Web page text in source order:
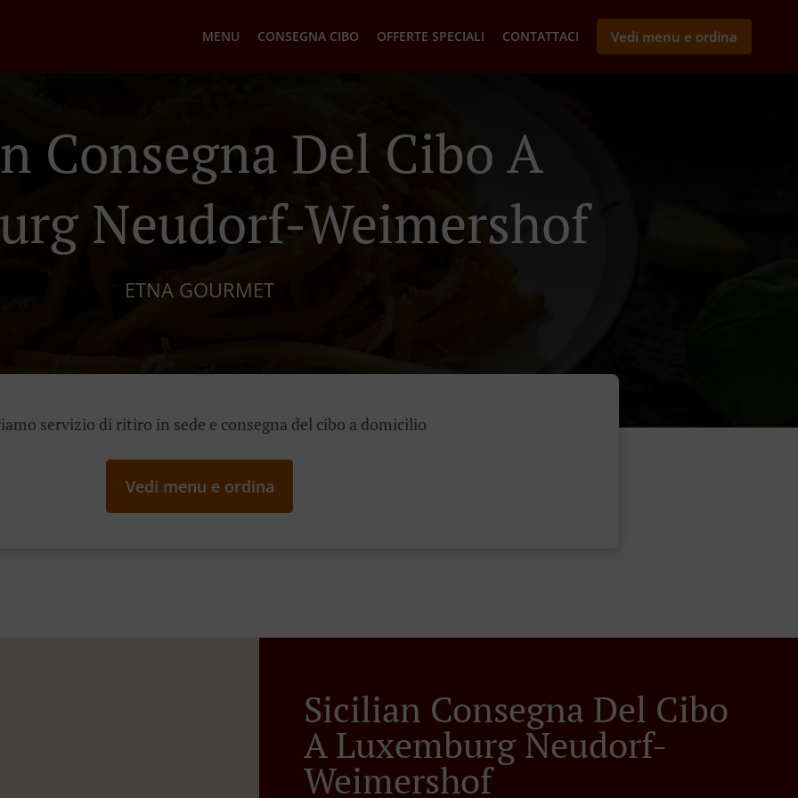
MENU CONSEGNA CIBO OFFERTE SPECIALI CONTATTACI Vedi menu e ordina
Consegna Del Cibo A
Neudorf-Weimershof
ETNA GOURMET
servizio di ritiro in sede e consegna del cibo a domicilio
Vedi menu e ordina
Sicilian Consegna Del Cibo
A Luxemburg Neudorf-
Weimershof